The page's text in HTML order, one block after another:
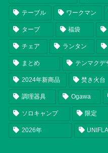
テーブル ワークマン
タープ 福袋
チェア ランタン
まとめ テンマクデ
2024年新商品 焚き火台
調理器具 Ogawa
ソロキャンプ 限定
2026年